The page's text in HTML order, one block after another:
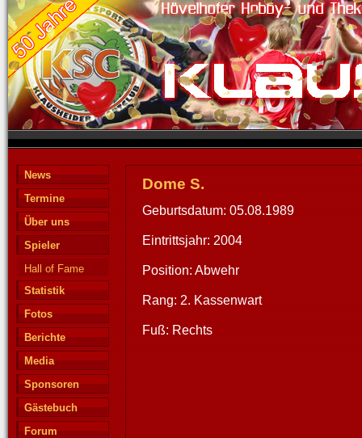
News
Termine
Über uns
Spieler
Hall of Fame
Statistik
Fotos
Berichte
Media
Sponsoren
Gästebuch
Forum
Dome S.
Geburtsdatum: 05.08.1989
Eintrittsjahr: 2004
Position: Abwehr
Rang: 2. Kassenwart
Fuß: Rechts